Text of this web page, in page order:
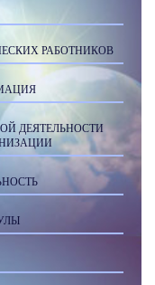
РАБОТНИКОВ
ДЕЯТЕЛЬНОСТИ